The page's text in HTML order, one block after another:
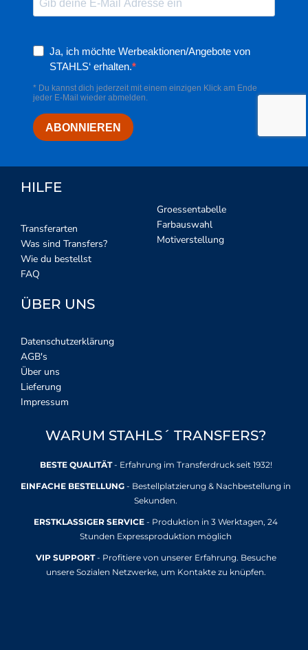
HILFE
Transferarten
Was sind Transfers?
Wie du bestellst
FAQ
Groessentabelle
Farbauswahl
Motiverstellung
ÜBER UNS
Datenschutzerklärung
AGB's
Über uns
Lieferung
Impressum
WARUM STAHLS´ TRANSFERS?
BESTE QUALITÄT- Erfahrung im Transferdruck seit 1932!
EINFACHE BESTELLUNG - Bestellplatzierung & Nachbestellung in
Sekunden.
ERSTKLASSIGER SERVICE - Produktion in 3 Werktagen, 24
Stunden Expressproduktion möglich
VIP SUPPORT- Profitiere von unserer Erfahrung. Besuche
unsere Sozialen Netzwerke, um Kontakte zu knüpfen.